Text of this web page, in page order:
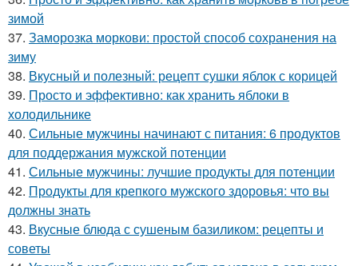
зимой
37. Заморозка моркови: простой способ сохранения на
зиму
38. Вкусный и полезный: рецепт сушки яблок с корицей
39. Просто и эффективно: как хранить яблоки в
холодильнике
40. Сильные мужчины начинают с питания: 6 продуктов
для поддержания мужской потенции
41. Сильные мужчины: лучшие продукты для потенции
42. Продукты для крепкого мужского здоровья: что вы
должны знать
43. Вкусные блюда с сушеным базиликом: рецепты и
советы